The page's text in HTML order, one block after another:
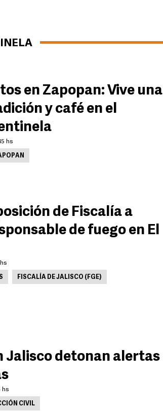
en Zapopan: Vive una
y café en el
hs
de Fiscalía a
de fuego en El
FISCALÍA DE JALISCO (FGE)
Jalisco detonan alertas
hs
CIVIL